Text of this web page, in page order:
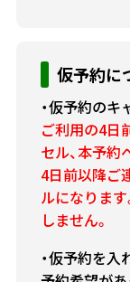
仮予約に
・仮予約の
ご利用の4日
セル、本予約
4日前以降ご
ルになりま
しません。
・仮予約を